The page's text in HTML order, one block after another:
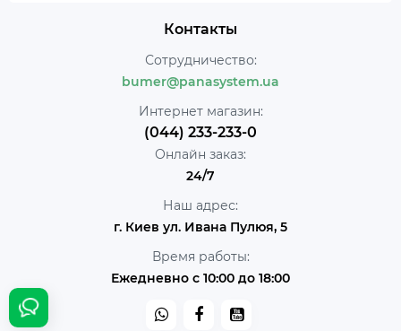
Контакты
Сотрудничество:
bumer@panasystem.ua
Интернет магазин:
(044) 233-233-0
Онлайн заказ:
24/7
Наш адрес:
г. Киев ул. Ивана Пулюя, 5
Время работы:
Ежедневно с 10:00 до 18:00